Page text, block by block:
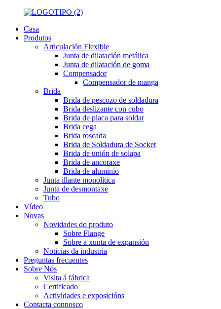
Casa
Produtos
Articulación Flexible
Junta de dilatación metálica
Junta de dilatación de goma
Compensador
Compensador de manga
Brida
Brida de pescozo de soldadura
Brida deslizante con cubo
Brida de placa para soldar
Brida cega
Brida roscada
Brida de Soldadura de Socket
Brida de unión de solapa
Brida de ancoraxe
Brida de aluminio
Junta illante monolítica
Junta de desmontaxe
Tubo
Vídeo
Novas
Novidades do produto
Sobre Flange
Sobre a xunta de expansión
Noticias da industria
Preguntas frecuentes
Sobre Nós
Visita á fábrica
Certificado
Actividades e exposicións
Contacta connosco